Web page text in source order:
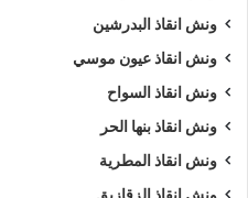
ونش انقاذ البدرشين
ونش انقاذ عيون موسي
ونش انقاذ السواح
ونش انقاذ بنها الحر
ونش انقاذ المطرية